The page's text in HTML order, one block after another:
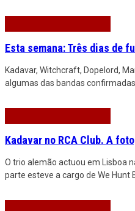
Esta semana: Três dias de
Kadavar, Witchcraft, Dopelord,
algumas das bandas
Kadavar no RCA Club. A
O trio alemão actuou em Lisboa
parte esteve a cargo de We Hunt